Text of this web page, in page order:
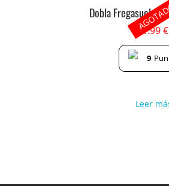
Dobla Fregasuelos
1.99€
9
Leer